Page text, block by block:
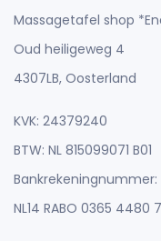
Massagetafel shop
Oud heiligeweg 4
4307LB, Oosterland
KVK: 24379240
BTW: NL 815099071 B01
Bankrekeningnummer:
NL14 RABO 0365 4480